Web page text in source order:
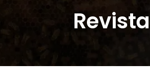
Revista